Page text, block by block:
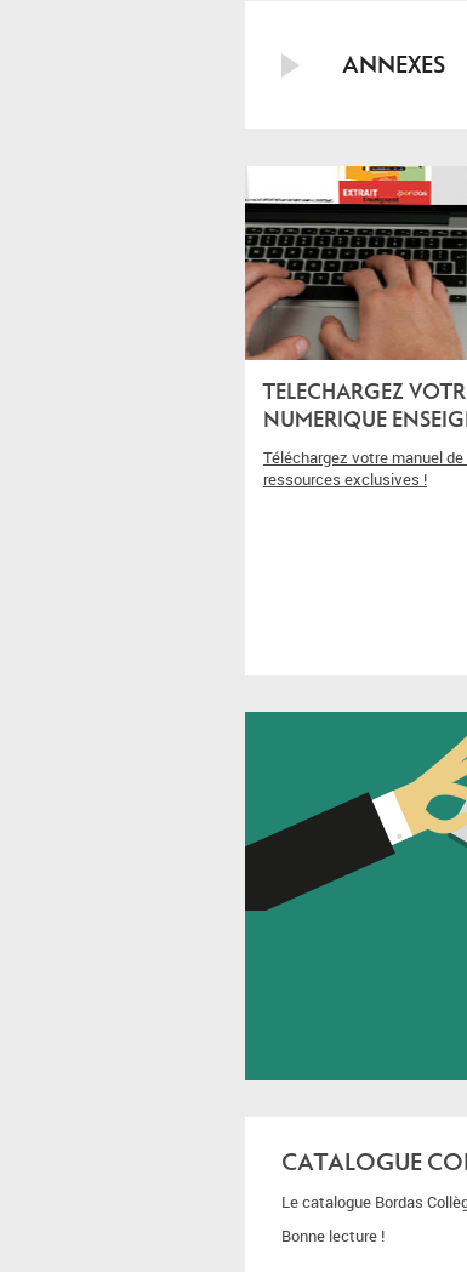
ANNEXES
TELECHARGEZ
NUMERIQUE
Téléchargez votre manuel
ressources exclusives !
CATALOGUE
Le catalogue Bordas
Bonne lecture !